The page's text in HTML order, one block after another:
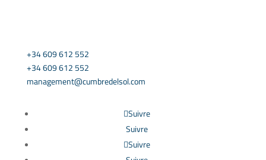
+34 609 612 552
+34 609 612 552
management@cumbredelsol.com
Suivre
Suivre
Suivre